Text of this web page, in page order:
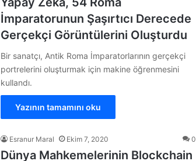
İmparatorunun Şaşırtıcı Derecede
Gerçekçi Görüntülerini Oluşturdu
Bir sanatçı, Antik Roma İmparatorlarının gerçekçi
portrelerini oluşturmak için makine öğrenmesini
kullandı.
Yazının tamamını oku
Esranur Maral Ekim 7, 2020 0
Dünya Mahkemelerinin Blockchain